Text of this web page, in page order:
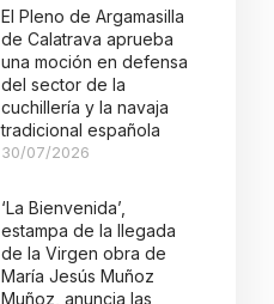
El Pleno de Argamasilla
de Calatrava aprueba
una moción en defensa
del sector de la
cuchillería y la navaja
tradicional española
30/07/2026
‘La Bienvenida’,
estampa de la llegada
de la Virgen obra de
María Jesús Muñoz
Muñoz, anuncia las